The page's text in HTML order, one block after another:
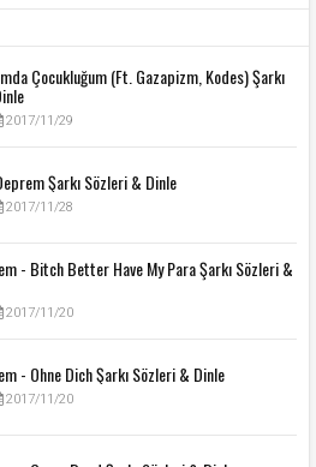
Çocukluğum (Ft. Gazapizm, Kodes) Şarkı
2017/11/29
Şarkı Sözleri & Dinle
2017/11/28
- Bitch Better Have My Para Şarkı Sözleri &
2017/11/20
- Ohne Dich Şarkı Sözleri & Dinle
2017/11/20